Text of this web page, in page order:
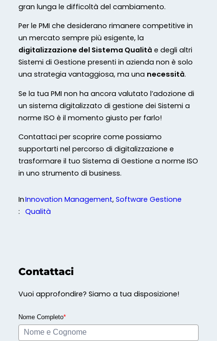
gran lunga le difficoltà del cambiamento.
Per le PMI che desiderano rimanere competitive in
un mercato sempre più esigente, la
digitalizzazione del Sistema Qualità e degli altri
Sistemi di Gestione presenti in azienda non è solo
una strategia vantaggiosa, ma una necessità.
Se la tua PMI non ha ancora valutato l’adozione di
un sistema digitalizzato di gestione dei Sistemi a
norme ISO è il momento giusto per farlo!
Contattaci per scoprire come possiamo
supportarti nel percorso di digitalizzazione e
trasformare il tuo Sistema di Gestione a norme ISO
in uno strumento di business.
In
:
Innovation Management, Software Gestione
Qualità
Contattaci
Vuoi approfondire? Siamo a tua disposizione!
Nome Completo*